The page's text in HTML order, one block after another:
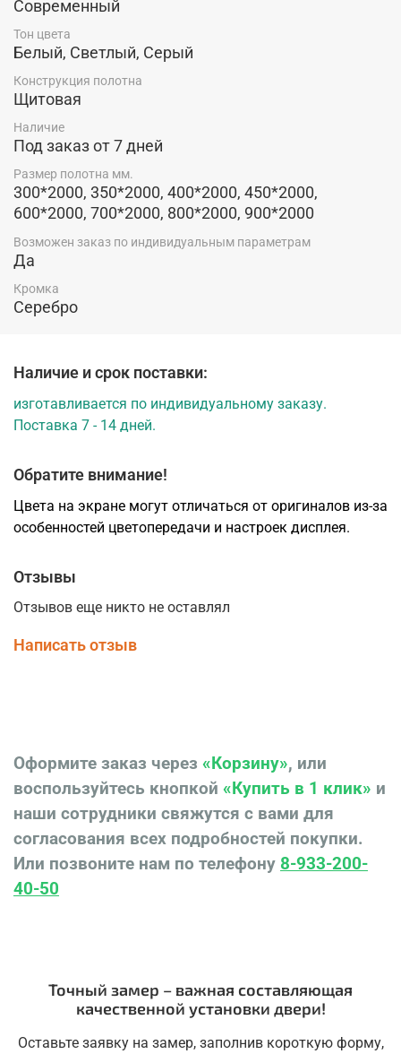
Конструкция полотна двери серии Неаполь
производства фабрики "Optima Porte"
Купить межкомнатную дверь Неаполь 211 с Белым
стеклом и Алюминиевой кромкой SC (матовое
со склада в Красноярске Вы можете в салоне-
магазине компании "Ярдеко".
Современный
Тон цвета
Белый, Светлый, Серый
Конструкция полотна
Щитовая
Наличие
Под заказ от 7 дней
Размер полотна мм.
300*2000, 350*2000, 400*2000, 450*2000,
600*2000, 700*2000, 800*2000, 900*2000
Возможен заказ по индивидуальным параметрам
Да
Кромка
Серебро
Наличие и срок поставки:
изготавливается по индивидуальному заказу.
Поставка 7 - 14 дней.
Обратите внимание!
Цвета на экране могут отличаться от оригиналов из-за
особенностей цветопередачи и настроек дисплея.
Отзывы
Отзывов еще никто не оставлял
Написать отзыв
Оформите заказ через «Корзину», или
воспользуйтесь кнопкой «Купить в 1 клик» и
наши сотрудники свяжутся с вами для
согласования всех подробностей покупки.
Или позвоните нам по телефону 8-933-200-
40-50
Точный замер – важная составляющая
качественной установки двери!
Оставьте заявку на замер, заполнив короткую форму,